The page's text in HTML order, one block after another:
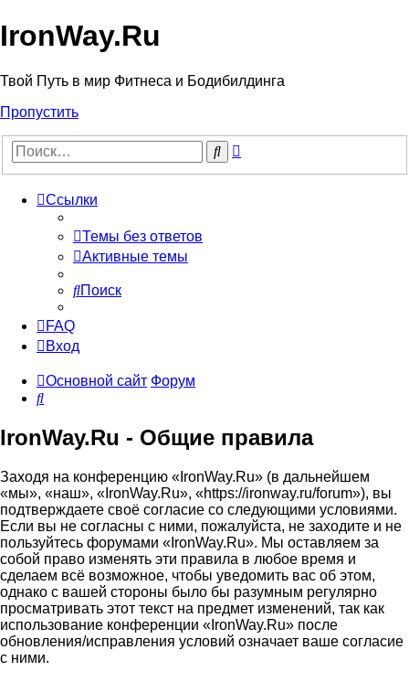
IronWay.Ru
Твой Путь в мир Фитнеса и Бодибилдинга
Пропустить
Поиск
Ссылки
Темы без ответов
Активные темы
Поиск
FAQ
Вход
Основной сайт Форум
Поиск
IronWay.Ru - Общие правила
Заходя на конференцию «IronWay.Ru» (в дальнейшем
«мы», «наш», «IronWay.Ru», «https://ironway.ru/forum»), вы
подтверждаете своё согласие со следующими условиями.
Если вы не согласны с ними, пожалуйста, не заходите и не
пользуйтесь форумами «IronWay.Ru». Мы оставляем за
собой право изменять эти правила в любое время и
сделаем всё возможное, чтобы уведомить вас об этом,
однако с вашей стороны было бы разумным регулярно
просматривать этот текст на предмет изменений, так как
использование конференции «IronWay.Ru» после
обновления/исправления условий означает ваше согласие
с ними.